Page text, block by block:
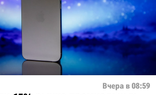
Вчера в 08:59